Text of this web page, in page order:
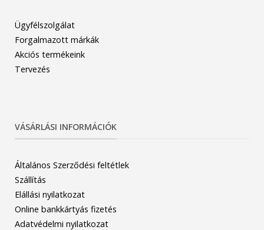
Ügyfélszolgálat
Forgalmazott márkák
Akciós termékeink
Tervezés
VÁSÁRLÁSI INFORMÁCIÓK
Általános Szerződési feltétlek
Szállítás
Elállási nyilatkozat
Online bankkártyás fizetés
Adatvédelmi nyilatkozat